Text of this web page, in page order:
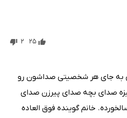
25
2
به جای هر شخصیتی صداشون رو
صدای بچه صدای پیرزن صدای
خانم گوینده فوق العاده